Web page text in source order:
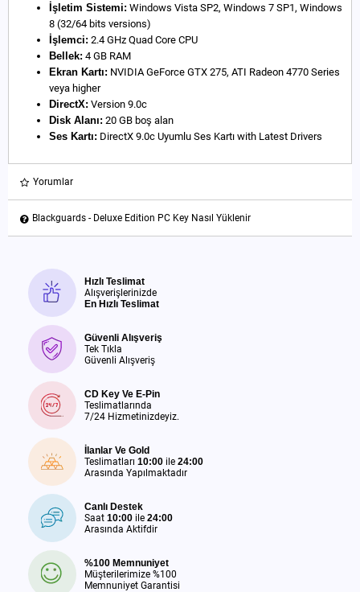
İşletim Sistemi: Windows Vista SP2, Windows 7 SP1, Windows
8 (32/64 bits versions)
İşlemci: 2.4 GHz Quad Core CPU
Bellek: 4 GB RAM
Ekran Kartı: NVIDIA GeForce GTX 275, ATI Radeon 4770 Series
veya higher
DirectX: Version 9.0c
Disk Alanı: 20 GB boş alan
Ses Kartı: DirectX 9.0c Uyumlu Ses Kartı with Latest Drivers
Yorumlar
Blackguards - Deluxe Edition PC Key Nasıl Yüklenir
Hızlı Teslimat
Alışverişlerinizde
En Hızlı Teslimat
Güvenli Alışveriş
Tek Tıkla
Güvenli Alışveriş
CD Key Ve E-Pin
Teslimatlarında
7/24 Hizmetinizdeyiz.
İlanlar Ve Gold
Teslimatları 10:00 ile 24:00
Arasında Yapılmaktadır
Canlı Destek
Saat 10:00 ile 24:00
Arasında Aktifdir
%100 Memnuniyet
Müşterilerimize %100
Memnuniyet Garantisi